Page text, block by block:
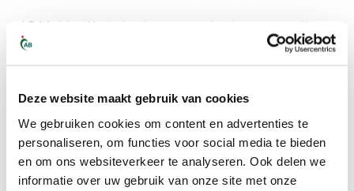
Deze website maakt gebruik van cookies
We gebruiken cookies om content en advertenties te
personaliseren, om functies voor social media te bieden
en om ons websiteverkeer te analyseren. Ook delen we
informatie over uw gebruik van onze site met onze
AB Midden Nederland is uiteraard ook aanwezig. Kom
langs bij onze stand voor een praatje of om meer te
weten te komen over wat wij doen. Zien we je daar?
Datum:zaterdag 21 september 2024
Locatie:Hoornaar